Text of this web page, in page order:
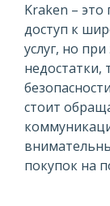
Kraken – это
доступ к
услуг, но
недостатки,
стоит
покупок на